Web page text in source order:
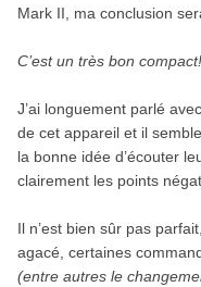
Mark II, ma conclusion
C’est un très bon compact!
J’ai longuement parlé
de cet appareil et il
la bonne idée d’écouter
clairement les points
Il n’est bien sûr pas
agacé, certaines
(entre autres le